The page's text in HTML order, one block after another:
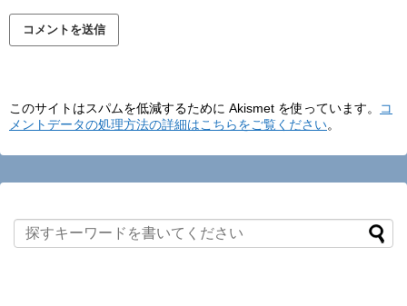
このサイトはスパムを低減するために Akismet を使っています。
コ
メントデータの処理方法の詳細はこちらをご覧ください。